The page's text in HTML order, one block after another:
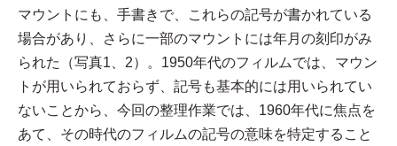
マウントにも、手書きで、これらの記号が書かれている
場合があり、さらに一部のマウントには年月の刻印がみ
られた（写真1、2）。1950年代のフィルムでは、マウン
トが用いられておらず、記号も基本的には用いられてい
ないことから、今回の整理作業では、1960年代に焦点を
あて、その時代のフィルムの記号の意味を特定すること